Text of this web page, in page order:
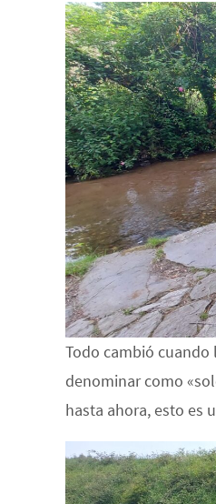
Todo cambió cuando
denominar como
hasta ahora, esto es